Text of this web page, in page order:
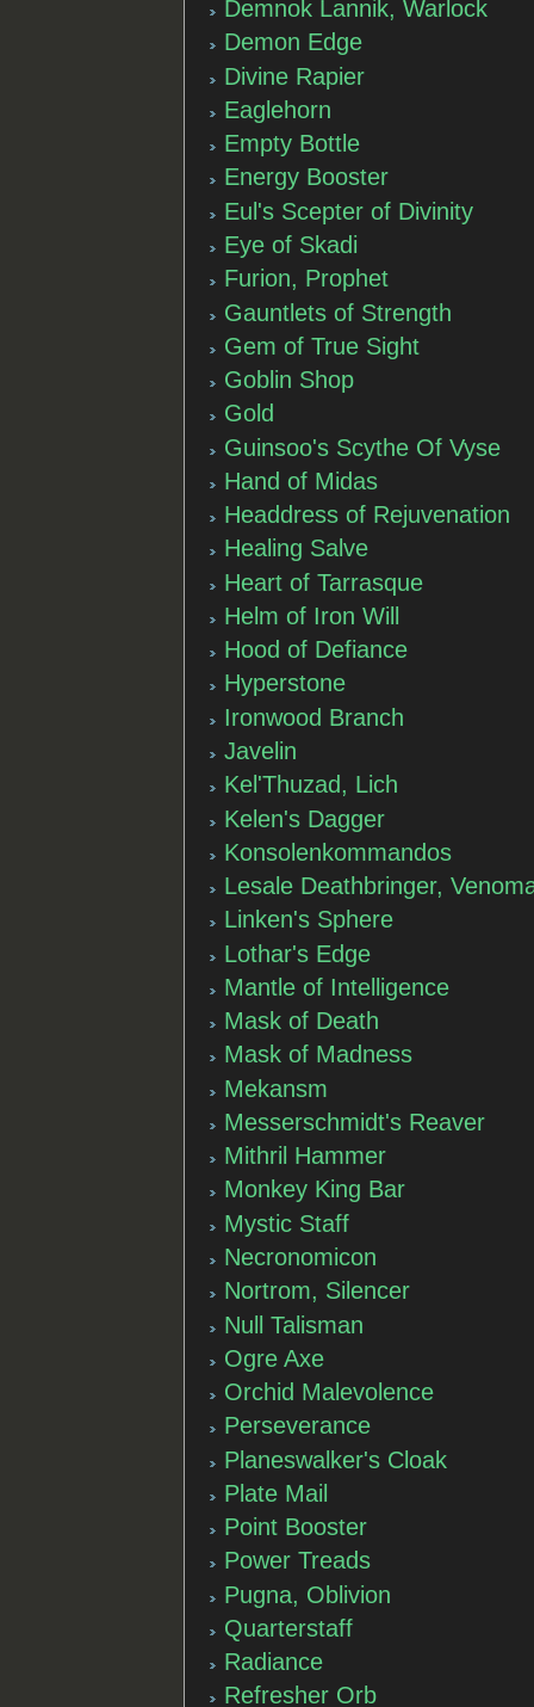
Demnok Lannik, Warlock
Demon Edge
Divine Rapier
Eaglehorn
Empty Bottle
Energy Booster
Eul's Scepter of Divinity
Eye of Skadi
Furion, Prophet
Gauntlets of Strength
Gem of True Sight
Goblin Shop
Gold
Guinsoo's Scythe Of Vyse
Hand of Midas
Headdress of Rejuvenation
Healing Salve
Heart of Tarrasque
Helm of Iron Will
Hood of Defiance
Hyperstone
Ironwood Branch
Javelin
Kel'Thuzad, Lich
Kelen's Dagger
Konsolenkommandos
Lesale Deathbringer,
Linken's Sphere
Lothar's Edge
Mantle of Intelligence
Mask of Death
Mask of Madness
Mekansm
Messerschmidt's Reaver
Mithril Hammer
Monkey King Bar
Mystic Staff
Necronomicon
Nortrom, Silencer
Null Talisman
Ogre Axe
Orchid Malevolence
Perseverance
Planeswalker's Cloak
Plate Mail
Point Booster
Power Treads
Pugna, Oblivion
Quarterstaff
Radiance
Refresher Orb